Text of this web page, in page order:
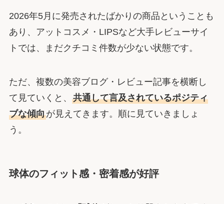
2026年5月に発売されたばかりの商品ということも
あり、アットコスメ・LIPSなど大手レビューサイ
トでは、まだクチコミ件数が少ない状態です。
ただ、複数の美容ブログ・レビュー記事を横断し
て見ていくと、 共通して言及されているポジティ
ブな傾向が見えてきます。順に見ていきましょ
う。
球体のフィット感・密着感が好評